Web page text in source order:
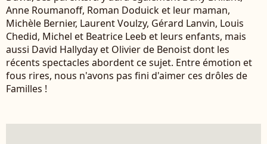
Anne Roumanoff, Roman Doduick et leur maman,
Michèle Bernier, Laurent Voulzy, Gérard Lanvin, Louis
Chedid, Michel et Beatrice Leeb et leurs enfants, mais
aussi David Hallyday et Olivier de Benoist dont les
récents spectacles abordent ce sujet. Entre émotion et
fous rires, nous n'avons pas fini d'aimer ces drôles de
Familles !